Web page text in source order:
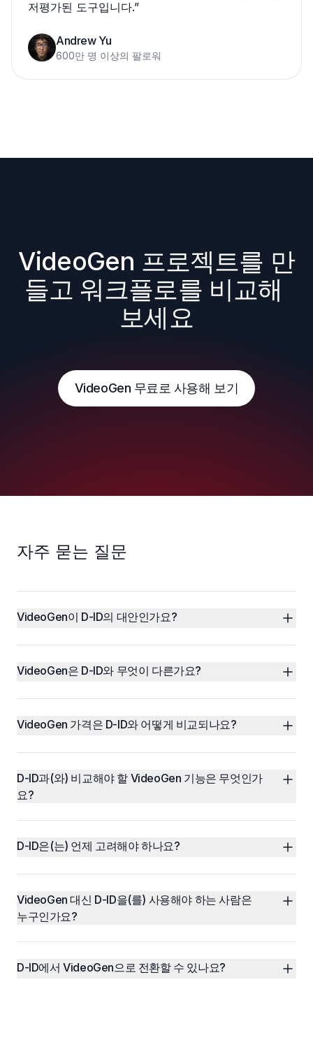
저평가된 도구입니다.”
Andrew Yu
600만 명 이상의 팔로워
VideoGen 프로젝트를 만
들고 워크플로를 비교해
보세요
VideoGen 무료로 사용해 보기
자주 묻는 질문
VideoGen이 D-ID의 대안인가요?
VideoGen은 D-ID와 무엇이 다른가요?
VideoGen 가격은 D-ID와 어떻게 비교되나요?
D-ID과(와) 비교해야 할 VideoGen 기능은 무엇인가
요?
D-ID은(는) 언제 고려해야 하나요?
VideoGen 대신 D-ID을(를) 사용해야 하는 사람은
누구인가요?
D-ID에서 VideoGen으로 전환할 수 있나요?